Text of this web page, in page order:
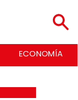
ECONOMÍA